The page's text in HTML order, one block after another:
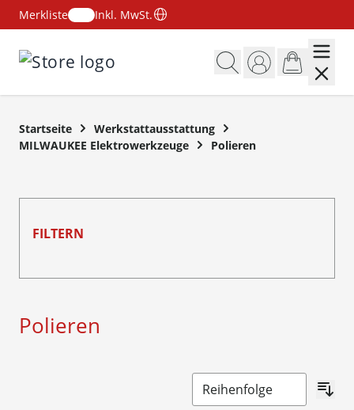
Merkliste
Inkl. MwSt.
Startseite
Werkstattausstattung
MILWAUKEE Elektrowerkzeuge
Polieren
FILTERN
Polieren